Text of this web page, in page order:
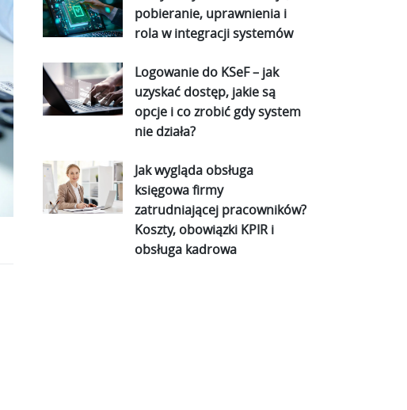
pobieranie, uprawnienia i
rola w integracji systemów
Logowanie do KSeF – jak
uzyskać dostęp, jakie są
opcje i co zrobić gdy system
nie działa?
Jak wygląda obsługa
księgowa firmy
zatrudniającej pracowników?
Koszty, obowiązki KPIR i
obsługa kadrowa